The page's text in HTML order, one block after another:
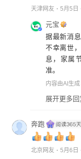
天津网友 5月5日
元宝
据最新消
不幸离世
息，家属
准。
内容由AI生成
展开更多回
奔跑
北京网友 5月6日